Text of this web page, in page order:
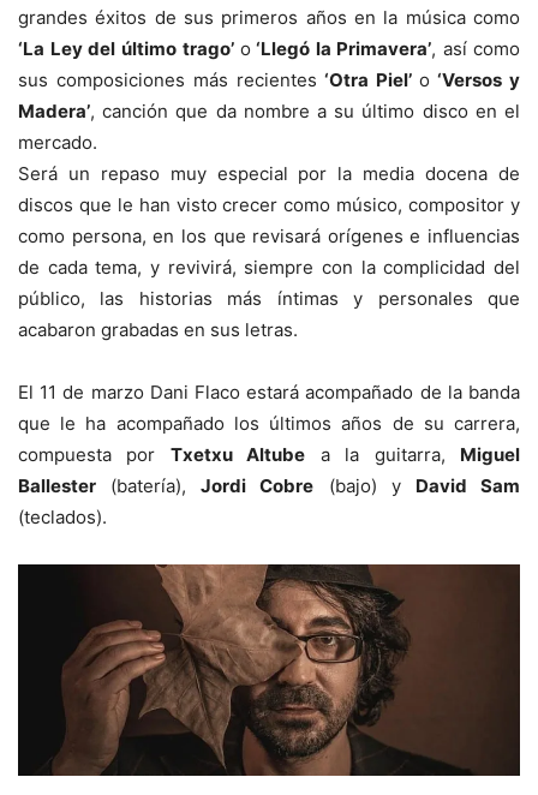
grandes éxitos de sus primeros años en la música como
‘La Ley del último trago’ o ‘Llegó la Primavera’, así como
sus composiciones más recientes ‘Otra Piel’ o ‘Versos y
Madera’, canción que da nombre a su último disco en el
mercado.
Será un repaso muy especial por la media docena de
discos que le han visto crecer como músico, compositor y
como persona, en los que revisará orígenes e influencias
de cada tema, y revivirá, siempre con la complicidad del
público, las historias más íntimas y personales que
acabaron grabadas en sus letras.
El 11 de marzo Dani Flaco estará acompañado de la banda
que le ha acompañado los últimos años de su carrera,
compuesta por Txetxu Altube a la guitarra, Miguel
Ballester (batería),Jordi Cobre (bajo) y David Sam
(teclados).